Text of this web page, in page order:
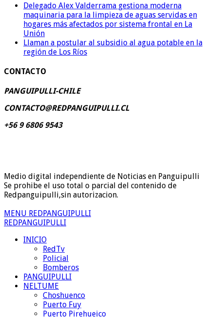
Delegado Alex Valderrama gestiona moderna
maquinaria para la limpieza de aguas servidas en
hogares más afectados por sistema frontal en La
Unión
Llaman a postular al subsidio al agua potable en la
región de Los Ríos
CONTACTO
PANGUIPULLI-CHILE
CONTACTO@REDPANGUIPULLI.CL
+56 9 6806 9543
Medio digital independiente de Noticias en Panguipulli
Se prohibe el uso total o parcial del contenido de
Redpanguipulli,sin autorizacion.
MENU REDPANGUIPULLI
REDPANGUIPULLI
INICIO
RedTv
Policial
Bomberos
PANGUIPULLI
NELTUME
Choshuenco
Puerto Fuy
Puerto Pirehueico